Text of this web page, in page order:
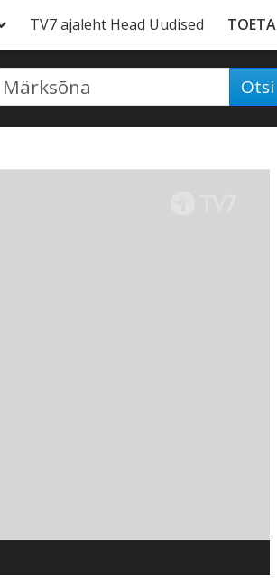
TV7 ajaleht Head Uudised TOETA
Otsi